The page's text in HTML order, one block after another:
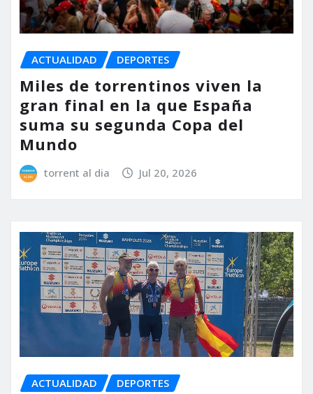
ACTUALIDAD DEPORTES
Miles de torrentinos viven la
gran final en la que España
suma su segunda Copa del
Mundo
torrent al dia Jul 20, 2026
ACTUALIDAD DEPORTES